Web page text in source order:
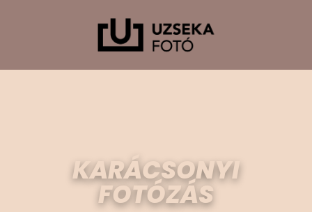
KARÁCSONYI
FOTÓZÁS